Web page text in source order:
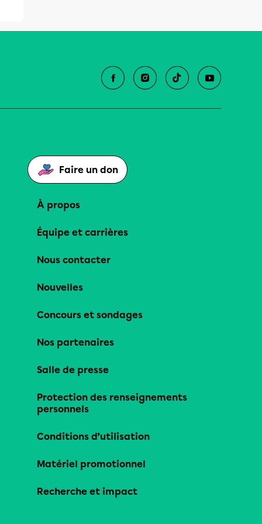
Faire un don
À propos
Équipe et carrières
Nous contacter
Nouvelles
Concours et sondages
Nos partenaires
Salle de presse
Protection des renseignements
personnels
Conditions d’utilisation
Matériel promotionnel
Recherche et impact